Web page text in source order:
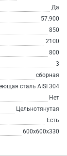
Да
57.900
850
2100
800
3
сборная
сталь AISI 304
Нет
Цельнотянутая
Есть
600х600х330